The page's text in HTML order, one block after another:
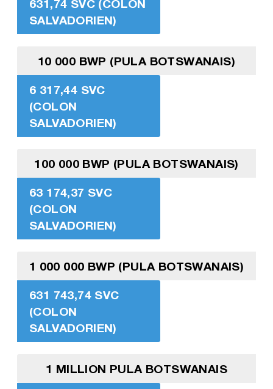
631,74 SVC (COLON
SALVADORIEN)
10 000 BWP (PULA BOTSWANAIS)
6 317,44 SVC
(COLON
SALVADORIEN)
100 000 BWP (PULA BOTSWANAIS)
63 174,37 SVC
(COLON
SALVADORIEN)
1 000 000 BWP (PULA BOTSWANAIS)
631 743,74 SVC
(COLON
SALVADORIEN)
1 MILLION PULA BOTSWANAIS